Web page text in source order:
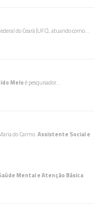
do Ceará (UFC), atuando como…
Meloé pesquisador…
do Carmo.Assistente Social e
Mental e Atenção Básica